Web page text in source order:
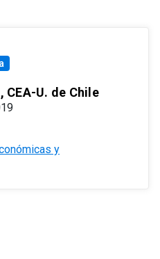
CEA-U. de Chile
y